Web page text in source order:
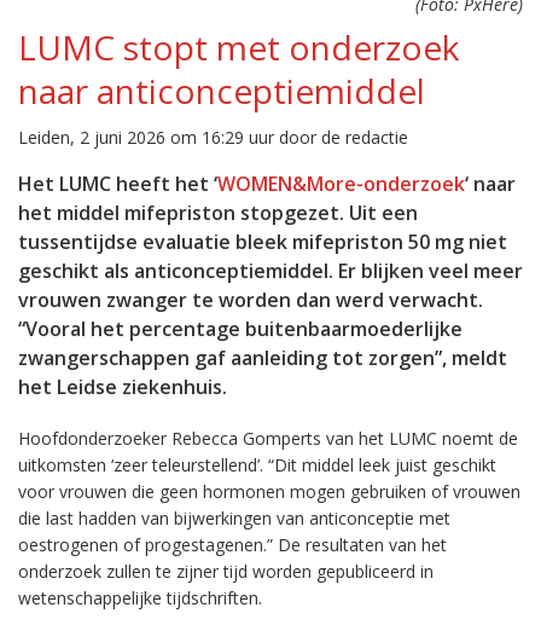
LUMC stopt met onderzoek
naar anticonceptiemiddel
Leiden, 2 juni 2026 om 16:29 uur door de redactie
Het LUMC heeft het ‘WOMEN&More-onderzoek‘ naar
het middel mifepriston stopgezet. Uit een
tussentijdse evaluatie bleek mifepriston 50 mg niet
geschikt als anticonceptiemiddel. Er blijken veel meer
vrouwen zwanger te worden dan werd verwacht.
“Vooral het percentage buitenbaarmoederlijke
zwangerschappen gaf aanleiding tot zorgen”, meldt
het Leidse ziekenhuis.
Hoofdonderzoeker Rebecca Gomperts van het LUMC noemt de
uitkomsten ‘zeer teleurstellend’. “Dit middel leek juist geschikt
voor vrouwen die geen hormonen mogen gebruiken of vrouwen
die last hadden van bijwerkingen van anticonceptie met
oestrogenen of progestagenen.” De resultaten van het
onderzoek zullen te zijner tijd worden gepubliceerd in
wetenschappelijke tijdschriften.